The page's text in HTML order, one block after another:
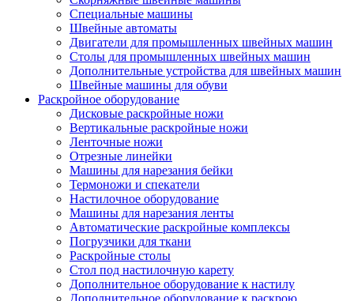
Специальные машины
Швейные автоматы
Двигатели для промышленных швейных машин
Столы для промышленных швейных машин
Дополнительные устройства для швейных машин
Швейные машины для обуви
Раскройное оборудование
Дисковые раскройные ножи
Вертикальные раскройные ножи
Ленточные ножи
Отрезные линейки
Машины для нарезания бейки
Термоножи и спекатели
Настилочное оборудование
Машины для нарезания ленты
Автоматические раскройные комплексы
Погрузчики для ткани
Раскройные столы
Стол под настилочную карету
Дополнительное оборудование к настилу
Дополнительное оборудование к раскрою